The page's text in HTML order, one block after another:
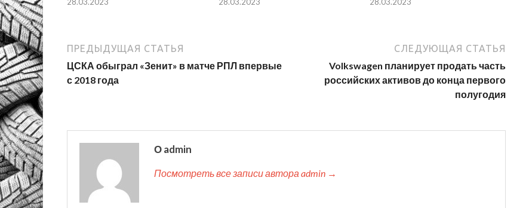
28.03.2023 28.03.2023 28.03.2023
ПРЕДЫДУЩАЯ СТАТЬЯ
ЦСКА обыграл «Зенит» в матче РПЛ впервые
с 2018 года
СЛЕДУЮЩАЯ СТАТЬЯ
Volkswagen планирует продать часть
российских активов до конца первого
полугодия
О admin
Посмотреть все записи автора admin →